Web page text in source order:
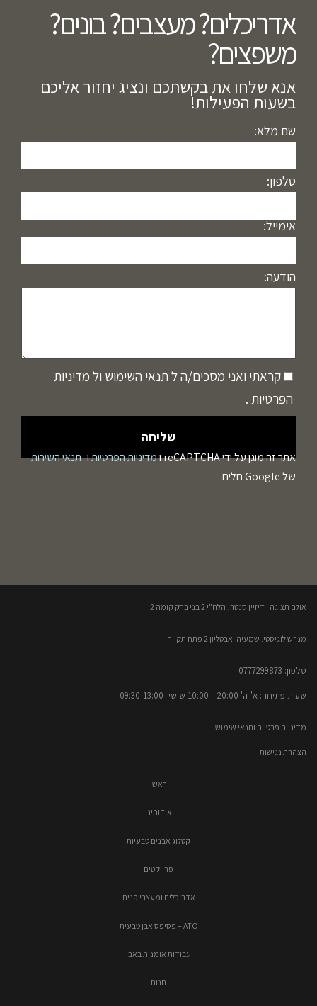
אדריכלים? מעצבים? בונים?
משפצים?​
אנא שלחו את בקשתכם ונציג יחזור אליכם
בשעות הפעילות!
שם מלא:
טלפון:
אימייל:
הודעה:
קראתי ואני מסכים/ה לתנאי השימושולמדיניות
הפרטיות.
אתר זה מוגן על ידי reCAPTCHA ו מדיניות הפרטיותו-תנאי השירות
של Google חלים.
אולם תצוגה : דיזיין סנטר, הלח"י 2 בני ברק קומה 2​
מגרש לוגיסטי: שמעיה ואבטליון 2 פתח תקווה
טלפון: 0777299873​
שעות פתיחה: א'-ה' 20:00 – 10:00​​ שישי- 09:30-13:00
מדיניות פרטיות ותנאי שימוש
הצהרת נגישות
ראשי
אודותינו
קטלוג אבנים טבעיות
פרויקטים
אדריכלים ומעצבי פנים
ATO – פסיפס אבן טבעית
עבודות אומנות באבן
חנות